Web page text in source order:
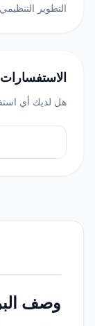
وصف
التطوير
الاستفسارات
هل لديك أي